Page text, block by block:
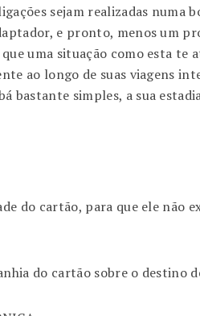
sejam realizadas numa
e pronto, menos um
uma situação como esta
ao longo de suas viagens
bastante simples, a sua
do cartão, para que ele não
do cartão sobre o destino